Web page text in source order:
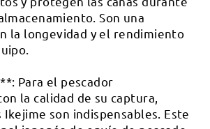
Son una
la longevidad y el rendimiento
Para el pescador
la calidad de su captura,
son indispensables. Este